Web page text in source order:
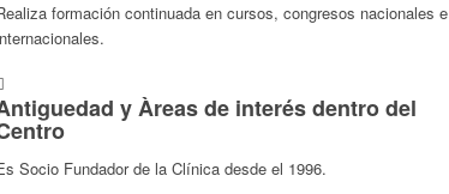
formación continuada en cursos, congresos nacionales e
y Àreas de interés dentro del
Socio Fundador de la Clínica desde el 1996.